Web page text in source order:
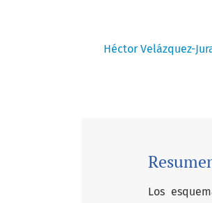
Héctor Velázquez-
Los